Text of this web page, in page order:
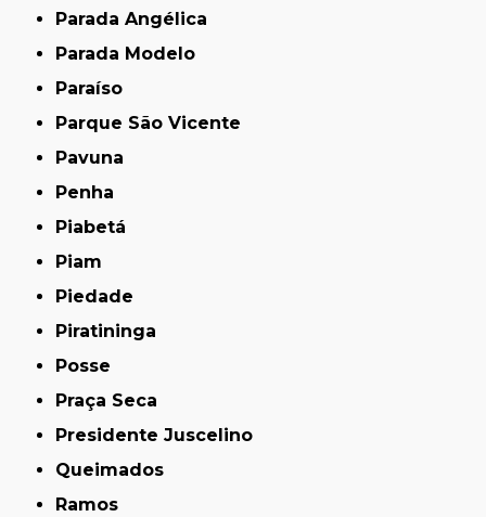
Parada Angélica
Parada Modelo
Paraíso
Parque São Vicente
Pavuna
Penha
Piabetá
Piam
Piedade
Piratininga
Posse
Praça Seca
Presidente Juscelino
Queimados
Ramos